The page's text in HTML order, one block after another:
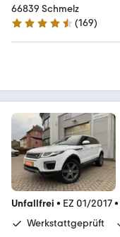
66839 Schmelz
4.6 Sterne
(169)
Unfallfrei • EZ 01/2017•
Werkstattgeprüft